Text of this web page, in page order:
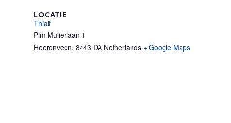
LOCATIE
Thialf
Pim Mulierlaan 1
Heerenveen, 8443 DA Netherlands + Google Maps